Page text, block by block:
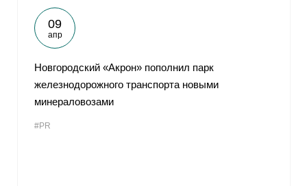
09
апр
Новгородский «Акрон» пополнил парк
железнодорожного транспорта новыми
минераловозами
#PR